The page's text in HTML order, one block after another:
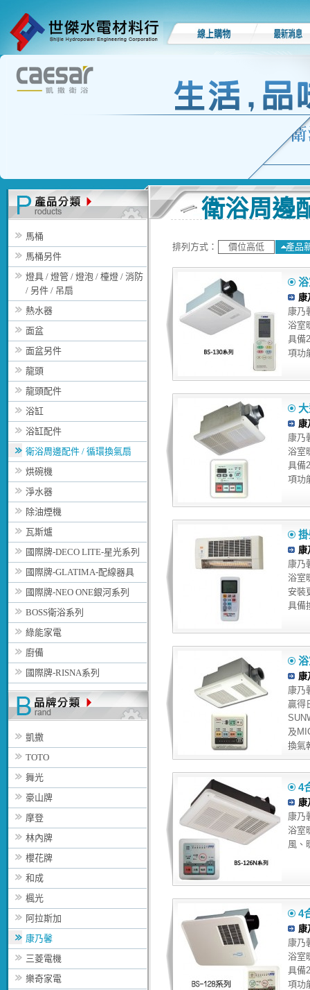
馬桶
馬桶另件
燈具 / 燈管 / 燈泡 / 檯燈 / 消防
/ 另件 / 吊扇
熱水器
面盆
面盆另件
龍頭
龍頭配件
浴缸
浴缸配件
衛浴周邊配件 / 循環換氣扇
烘碗機
淨水器
除油煙機
瓦斯爐
國際牌-DECO LITE-星光系列
國際牌-GLATIMA-配線器具
國際牌-NEO ONE銀河系列
BOSS衛浴系列
綠能家電
廚備
國際牌-RISNA系列
凱撒
TOTO
舞光
豪山牌
摩登
林內牌
櫻花牌
和成
楓光
阿拉斯加
康乃馨
三菱電機
樂奇家電
衛浴周邊
排列方式： 價位高低 產品
康乃
浴室
具備
項功
康乃
浴室
具備
項功
康乃
浴室
安裝
具備
康乃
贏得
及
換氣
4
康乃
浴室
風、
4
康乃
浴室
具備
項功